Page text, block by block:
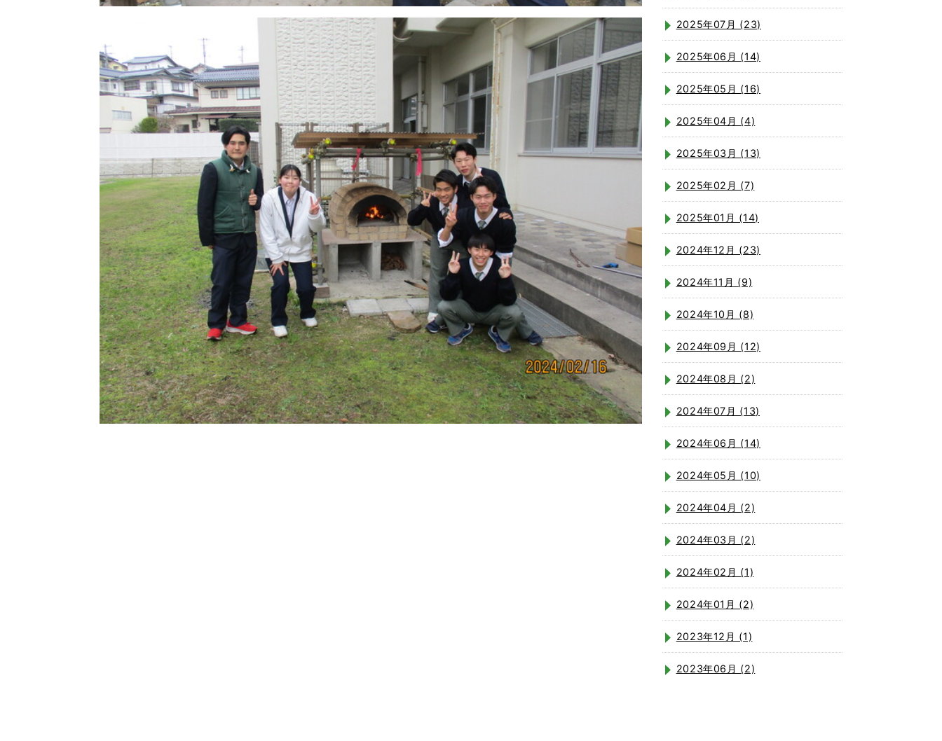
2025年07月 (23)
2025年06月 (14)
2025年05月 (16)
2025年04月 (4)
2025年03月 (13)
2025年02月 (7)
2025年01月 (14)
2024年12月 (23)
2024年11月 (9)
2024年10月 (8)
2024年09月 (12)
2024年08月 (2)
2024年07月 (13)
2024年06月 (14)
2024年05月 (10)
2024年04月 (2)
2024年03月 (2)
2024年02月 (1)
2024年01月 (2)
2023年12月 (1)
2023年06月 (2)